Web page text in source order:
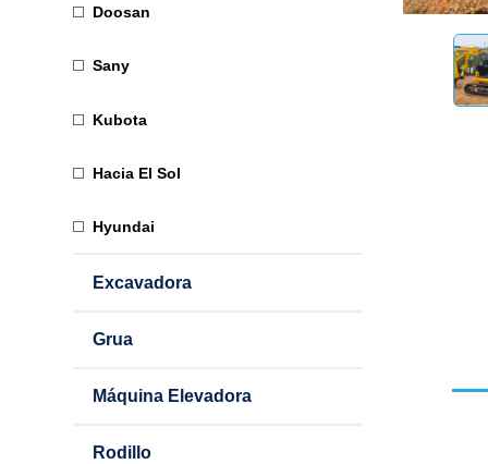
Doosan
Sany
Kubota
Hacia El Sol
Hyundai
Excavadora
Grua
Máquina Elevadora
Rodillo